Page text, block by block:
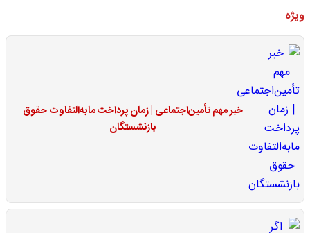
ویژه
خبر مهم تأمین‌اجتماعی | زمان پرداخت مابه‌التفاوت حقوق
بازنشستگان